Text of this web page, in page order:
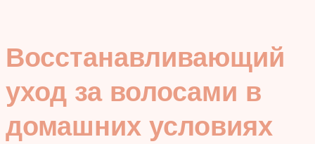
Восстанавливающий
уход за волосами в
домашних условиях